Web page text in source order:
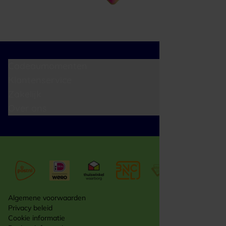
Algemene voorwaarden
Privacy beleid
Cookie informatie